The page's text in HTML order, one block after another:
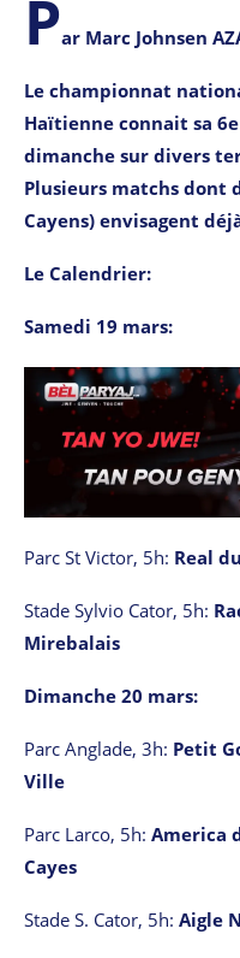
Par Marc Johnsen
Le championnat
Haïtienne connait sa
dimanche sur divers
Plusieurs matchs dont
Cayens) envisagent
Le Calendrier:
Samedi 19 mars:
Parc St Victor, 5h: Real
Stade Sylvio Cator, 5h:
Mirebalais
Dimanche 20 mars:
Parc Anglade, 3h: Petit
Ville
Parc Larco, 5h: America
Cayes
Stade S. Cator, 5h: Aigle